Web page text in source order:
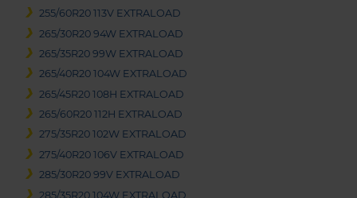
255/60R20 113V EXTRALOAD
265/30R20 94W EXTRALOAD
265/35R20 99W EXTRALOAD
265/40R20 104W EXTRALOAD
265/45R20 108H EXTRALOAD
265/60R20 112H EXTRALOAD
275/35R20 102W EXTRALOAD
275/40R20 106V EXTRALOAD
285/30R20 99V EXTRALOAD
285/35R20 104W EXTRALOAD